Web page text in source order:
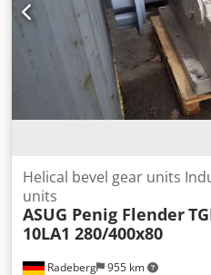
otpornosti, izvedeni od
[°C] 300 Električni ormarić i
Elektroinstalacija ekstrudera
Postolje sadrži sve potrebne
indikatorske uređaje. Zona
vodom, priključak za vodu je
rashladna jedinica za
Radeberg 955 km
Helical bevel gear units
units
ASUG Penig Flender
10LA1 280/400x80